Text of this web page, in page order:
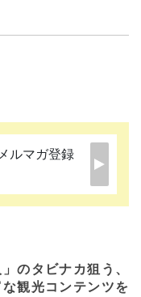
ルマガ登録
のタビナカ狙う、
観光コンテンツを